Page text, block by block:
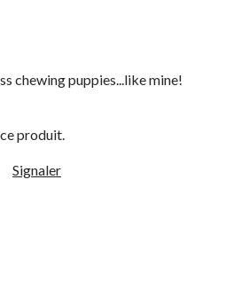
chewing puppies...like mine!
produit.
Signaler